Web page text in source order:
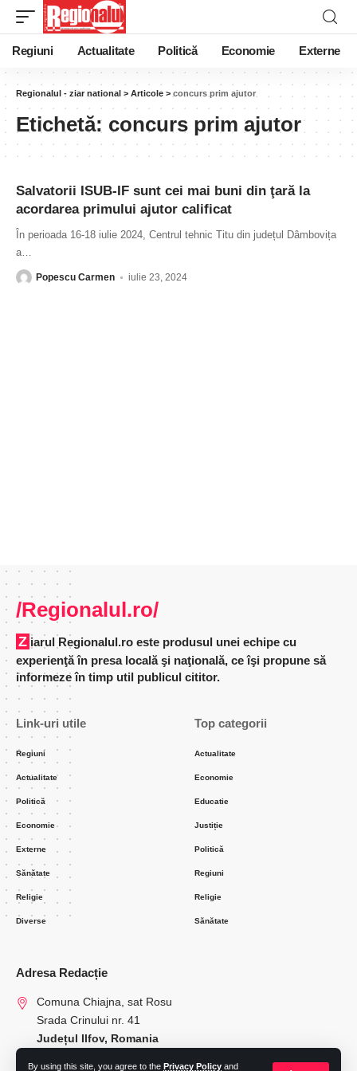
By using this site, you agree to the Privacy Policy and
Regiuni Actualitate Politică Economie Externe
Regionalul - ziar national > Articole > concurs prim ajutor
Etichetă: concurs prim ajutor
Salvatorii ISUB-IF sunt cei mai buni din ţară la
acordarea primului ajutor calificat
În perioada 16-18 iulie 2024, Centrul tehnic Titu din județul Dâmbovița
a…
Popescu Carmen iulie 23, 2024
/Regionalul.ro/
Ziarul Regionalul.ro este produsul unei echipe cu
experienţă în presa locală şi naţională, ce îşi propune să
informeze în timp util publicul cititor.
Link-uri utile
Regiuni
Actualitate
Politică
Economie
Externe
Sănătate
Religie
Diverse
Top categorii
Actualitate
Economie
Educatie
Justiție
Politică
Regiuni
Religie
Sănătate
Adresa Redacție
Comuna Chiajna, sat Rosu
Srada Crinului nr. 41
Județul Ilfov, Romania